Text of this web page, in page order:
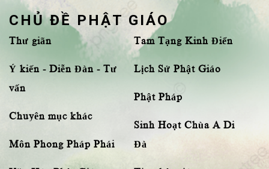
CHỦ ĐỀ PHẬT GIÁO
Thư giãn
Ý kiến - Diễn Đàn - Tư
vấn
Chuyên mục khác
Môn Phong Pháp Phái
Tam Tạng Kinh Điển
Lịch Sử Phật Giáo
Phật Pháp
Sinh Hoạt Chùa A Di
Đà